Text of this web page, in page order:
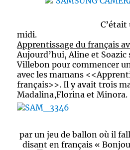
C’était une
midi.
Apprentissage du français
Aujourd’hui, Aline et Soazic
Villebon pour commencer
avec les mamans
français>>. Il y avait trois
Madalina,Florina et Minora.
par un jeu de ballon où il
disant en français «